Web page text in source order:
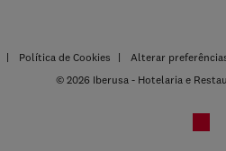
Política de Cookies Alterar
© 2026 Iberusa - Hotelaria e